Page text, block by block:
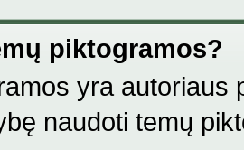
piktogramos?
yra autoriaus
naudoti temų